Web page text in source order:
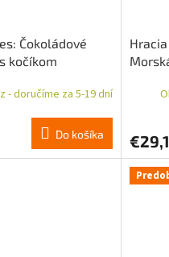
Čokoládové
kočíkom
- doručíme za 5-19 dní
Do košíka